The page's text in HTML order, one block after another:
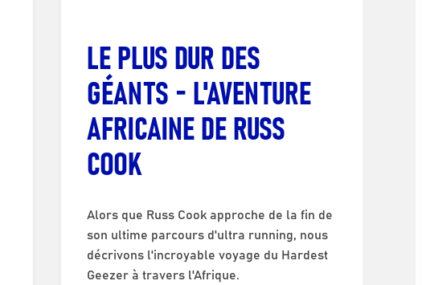
LE PLUS DUR DES
GÉANTS - L'AVENTURE
AFRICAINE DE RUSS
COOK
Alors que Russ Cook approche de la fin de
son ultime parcours d'ultra running, nous
décrivons l'incroyable voyage du Hardest
Geezer à travers l'Afrique.